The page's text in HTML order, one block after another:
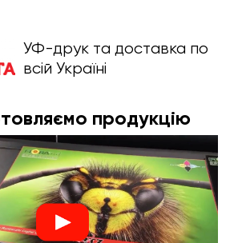
УФ-друк та доставка по
всій Україні
продукцію